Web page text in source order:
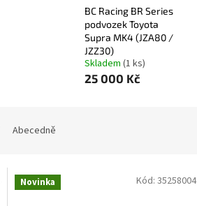
BC Racing BR Series
podvozek Toyota
Supra MK4 (JZA80 /
JZZ30)
Skladem (1 ks)
25 000 Kč
Abecedně
Novinka Kód: 35258004